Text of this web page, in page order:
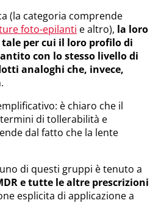
(la categoria comprende
foto-epilanti e altro), la loro
per cui il loro profilo di
con lo stesso livello di
analoghi che, invece,
.
è chiaro che il
di tollerabilità e
dal fatto che la lente
di questi gruppi è tenuto a
e tutte le altre prescrizioni
esplicita di applicazione a